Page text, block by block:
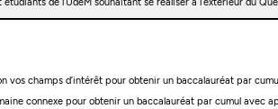
vos champs d’intérêt pour obtenir un baccalauréat par
connexe pour obtenir un baccalauréat par cumul